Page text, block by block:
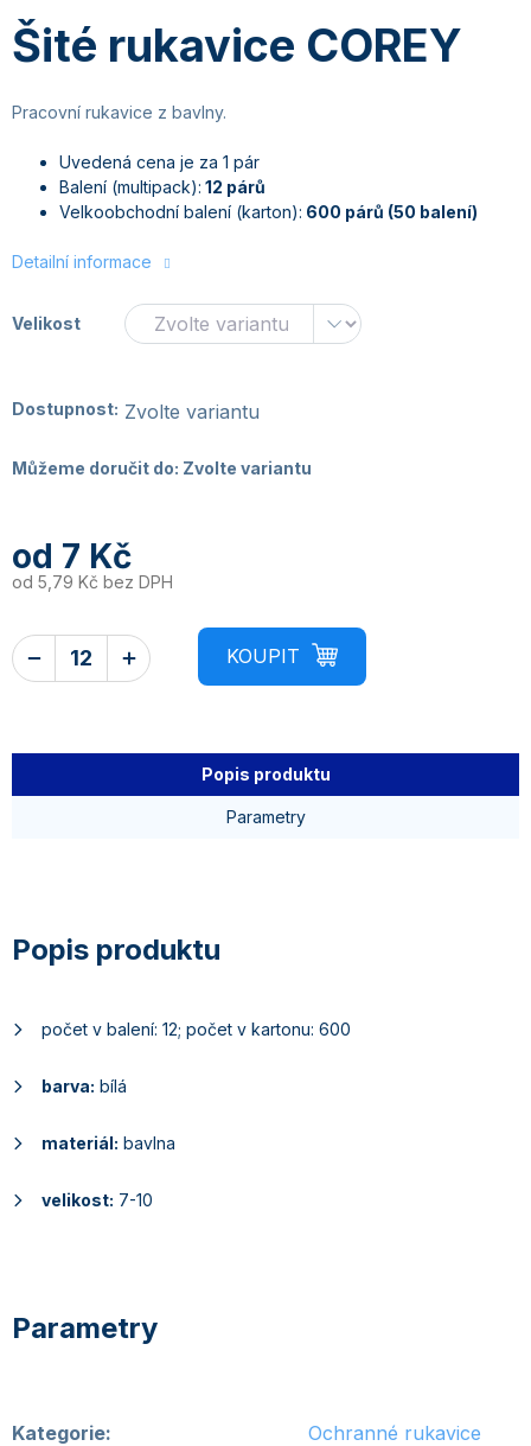
Šité rukavice COREY
Pracovní rukavice z bavlny.
Uvedená cena je za 1 pár
Balení (multipack): 12 párů
Velkoobchodní balení (karton): 600 párů (50 balení)
Detailní informace
Velikost
Dostupnost: Zvolte variantu
Můžeme doručit do: Zvolte variantu
od 7 Kč
od 5,79 Kč bez DPH
Popis produktu
Parametry
počet v balení: 12; počet v kartonu: 600
barva: bílá
materiál: bavlna
velikost: 7-10
Kategorie: Ochranné rukavice